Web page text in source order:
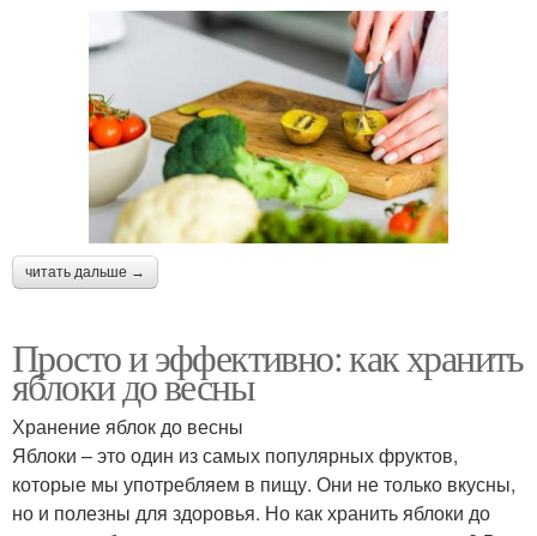
читать дальше →
Просто и эффективно: как хранить
яблоки до весны
Хранение яблок до весны
Яблоки – это один из самых популярных фруктов,
которые мы употребляем в пищу. Они не только вкусны,
но и полезны для здоровья. Но как хранить яблоки до